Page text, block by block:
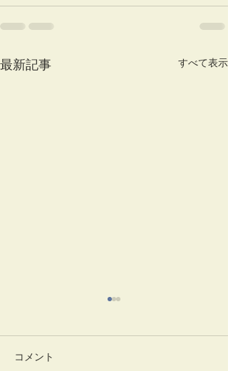
最新記事 すべて表示
一味神水
コメント